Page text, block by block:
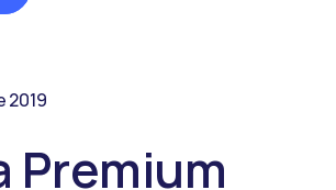
2019
Premium